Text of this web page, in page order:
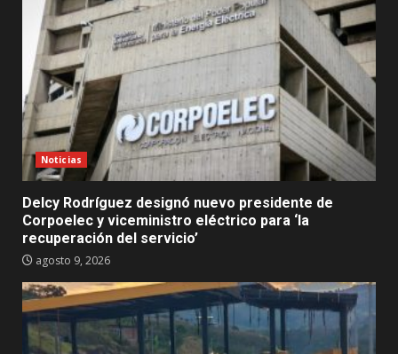
Noticias
Delcy Rodríguez designó nuevo presidente de
Corpoelec y viceministro eléctrico para ‘la
recuperación del servicio’
agosto 9, 2026